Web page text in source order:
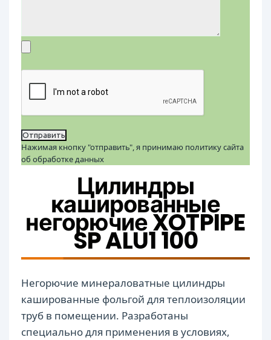
Нажимая кнопку "отправить", я принимаю политику сайта
об обработке данных
Цилиндры
кашированные
негорючие XOTPIPE
SP ALU1 100
Негорючие минераловатные цилиндры
кашированные фольгой для теплоизоляции
труб в помещении. Разработаны
специально для применения в условиях,